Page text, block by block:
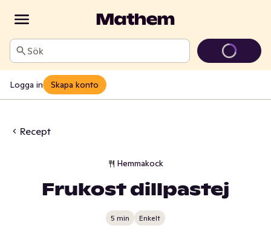
Sök
Logga in Skapa konto
Recept
Hemmakock
Frukost dillpastej
5 min Enkelt